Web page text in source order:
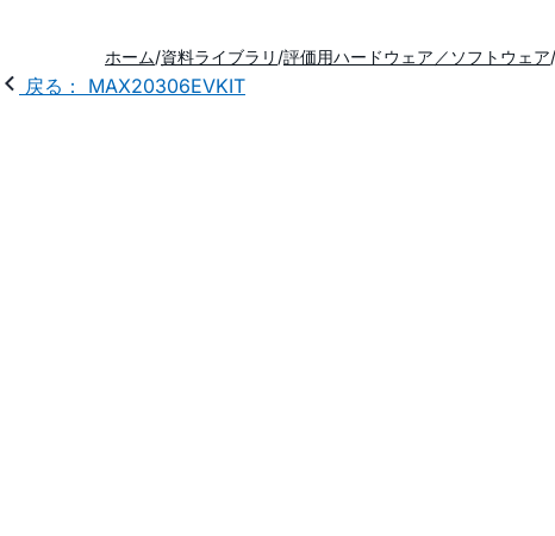
ホーム 資料ライブラリ 評価用ハードウェア／ソフトウェア
戻る： MAX20306EVKIT